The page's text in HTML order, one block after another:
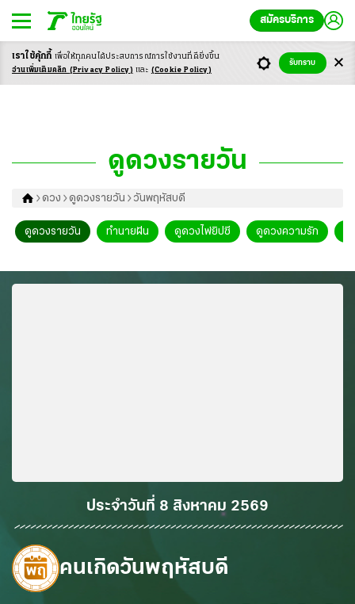
สมัครบริการ
ดูดวงรายวัน
ดวง ดูดวงรายวัน วันพฤหัสบดี
ดูดวงรายวัน ทำนายฝัน ดูดวงไพ่ยิปซี ดูดวงความรัก
ประจำวันที่ 8 สิงหาคม 2569
คนเกิดวันพฤหัสบดี
เราใช้คุ้กกี้ เพื่อให้ทุกคนได้ประสบการณ์การใช้งานที่ดียิ่งขึ้น
อ่านเพิ่มเติมคลิก (Privacy Policy) และ (Cookie Policy)
รับทราบ